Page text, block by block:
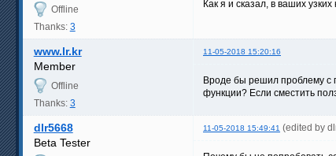
Offline
Thanks: 3
Как я и сказал, в ваших узких
www.lr.kr 11-05-2018 15:20:16
Member
Offline
Thanks: 3
Вроде бы решил проблему с
функции? Если сместить
dlr5668 11-05-2018 15:49:41 (edited by
Beta Tester